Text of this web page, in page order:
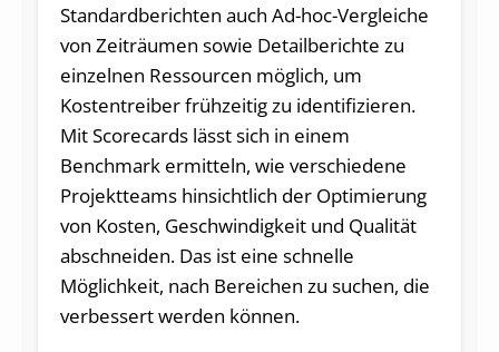
Standardberichten auch Ad-hoc-Vergleiche
von Zeiträumen sowie Detailberichte zu
einzelnen Ressourcen möglich, um
Kostentreiber frühzeitig zu identifizieren.
Mit Scorecards lässt sich in einem
Benchmark ermitteln, wie verschiedene
Projektteams hinsichtlich der Optimierung
von Kosten, Geschwindigkeit und Qualität
abschneiden. Das ist eine schnelle
Möglichkeit, nach Bereichen zu suchen, die
verbessert werden können.